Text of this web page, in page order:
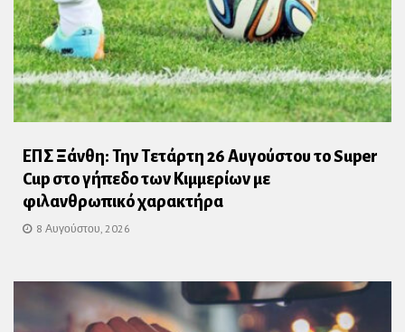
ΕΠΣ Ξάνθη: Την Τετάρτη 26 Αυγούστου το Super
Cup στο γήπεδο των Κιμμερίων με
φιλανθρωπικό χαρακτήρα
8 Αυγούστου, 2026